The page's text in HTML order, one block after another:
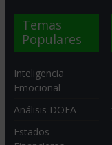
Temas
Populares
Inteligencia
Emocional
Análisis DOFA
Estados